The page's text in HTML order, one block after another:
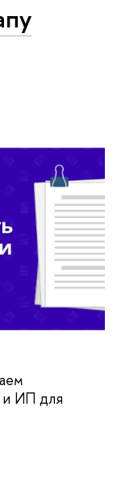
и ИП для